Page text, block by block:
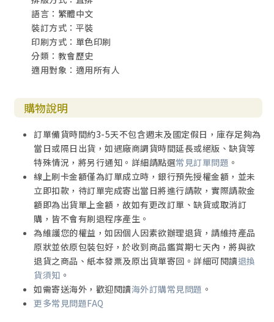
卷二
第五章 北福爾摩沙新時代教會
新時代宣教政策／
宣教師新陣容／
醫療事工的進深／
基督教教育機構的設立／
現在迫切的需要
第六章 本土教會成長緊扣佈道事工的發展
海外宣教的核心目標／
「自立」的發展軌跡／
「自養」的成長／
佈道會事工的落實／
佈道「組織化」的必要／
「向前運動」所帶來的教會增長／
信徒人數的增加
第七章 北部教會非凡信徒的故事
大甲信主的讀書人陳其祥／
語言：繁體中文
裝訂方式：平裝
印刷方式：單色印刷
分類：教會歷史
適用對象：適用所有人
購物說明
訂單備貨時間約3-5天不包含週末及國定假日，庫存足夠為
當日或隔日出貨，如遇廠商調貨時間延長或絕版、缺貨等
特殊情況，將另行通知。詳細請點選常見訂單問題 。
線上刷卡金額僅為訂單成立時，銀行預先授權金額，並未
立即扣款，待訂單完成寄出當日將進行請款，實際請款金
額即為出貨單上金額，故如有更改訂單、缺貨或取消訂
購，皆不會有刷退程序產生。
為維護您的權益，如因個人因素欲辦理退貨，請維持產品
原狀並依原包裝包好，於收到商品鑑賞期七天內，將與欲
退貨之商品、紙本發票及原出貨單寄回。詳細可閱讀退換
貨須知 。
如需寄送海外，歡迎閱讀海外訂購常見問題 。
更多常見問題FAQ